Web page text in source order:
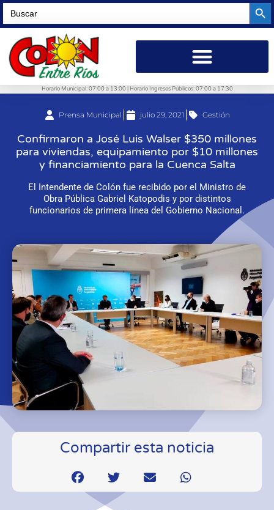
Search
for:
Horario Municipal: 07:00 a 13:00 | Horario Ingresos Públicos: 07:00 a 17:30
Prensa Municipal julio 29, 2021 Gestión
Confirmaron a José Luis Walser $350 millones
para viviendas, equipamiento por $10 millones
y financiamiento para la Cuenca Salta
El Intendente de Colón fue recibido por el Ministro de
Obra Pública Gabriel Katopodis y por distintos
funcionarios de primera línea del Gobierno Nacional.
Compartir esta noticia